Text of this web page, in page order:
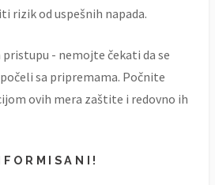
rizik od uspešnih napada.
- nemojte čekati da se
sa pripremama. Počnite
ovih mera zaštite i redovno ih